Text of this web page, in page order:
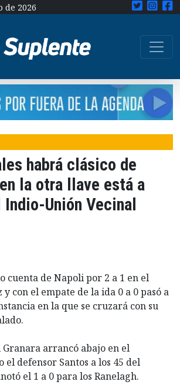
de 2026
habrá clásico de
la otra llave está a
Unión Vecinal
cuenta de Napoli por 2 a 1 en el
con el empate de la ida 0 a 0 pasó a
en la que se cruzará con su
Granara arrancó abajo en el
el defensor Santos a los 45 del
el 1 a 0 para los Ranelagh.